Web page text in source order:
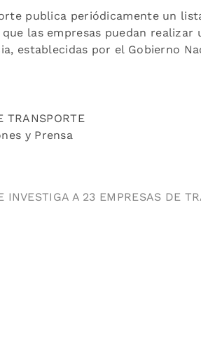
publica periódicamente un
las empresas puedan
establecidas por el Gobierno
TRANSPORTE
y Prensa
A 23 EMPRESAS DE